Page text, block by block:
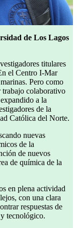
de Los Lagos
titulares
el Centro I-Mar
Pero como
trabajo colaborativo
a la
de la
Católica del Norte.
nuevas
de la
de nuevos
de química de la
en plena actividad
con una clara
respuestas de
tecnológico.